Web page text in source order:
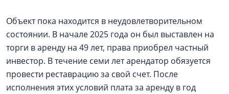
Объект пока находится в неудовлетворительном
состоянии. В начале 2025 года он был выставлен на
торги в аренду на 49 лет, права приобрел частный
инвестор. В течение семи лет арендатор обязуется
провести реставрацию за свой счет. После
исполнения этих условий плата за аренду в год